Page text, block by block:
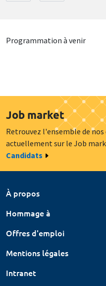
Programmation à venir
Job market
Retrouvez l'ensemble de
actuellement sur le Job
Candidats
À propos
Hommage à
Offres d'emploi
Mentions légales
Intranet